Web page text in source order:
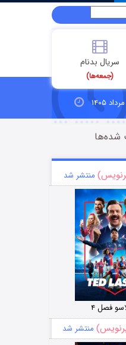
سریال بدنام
(جمعه‌ها)
شده‌ها
منتشر شد
فصل ۴
منتشر شد